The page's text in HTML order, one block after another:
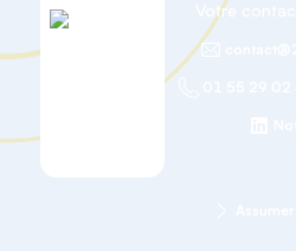
Votre contact